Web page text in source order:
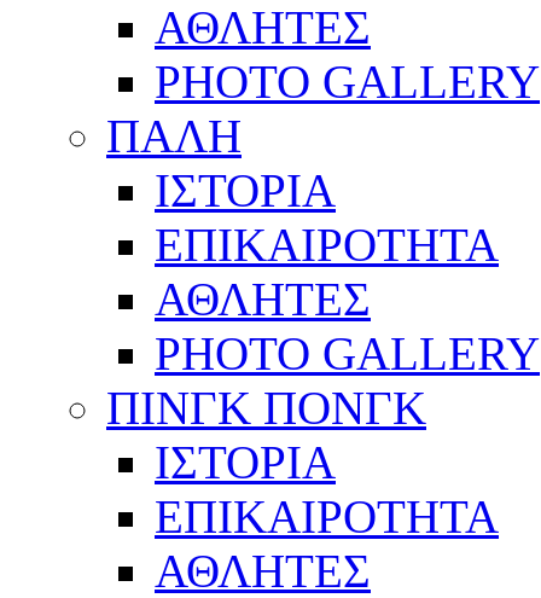
ΑΘΛΗΤΕΣ
PHOTO GALLERY
ΠΑΛΗ
ΙΣΤΟΡΙΑ
ΕΠΙΚΑΙΡΟΤΗΤΑ
ΑΘΛΗΤΕΣ
PHOTO GALLERY
ΠΙΝΓΚ ΠΟΝΓΚ
ΙΣΤΟΡΙΑ
ΕΠΙΚΑΙΡΟΤΗΤΑ
ΑΘΛΗΤΕΣ